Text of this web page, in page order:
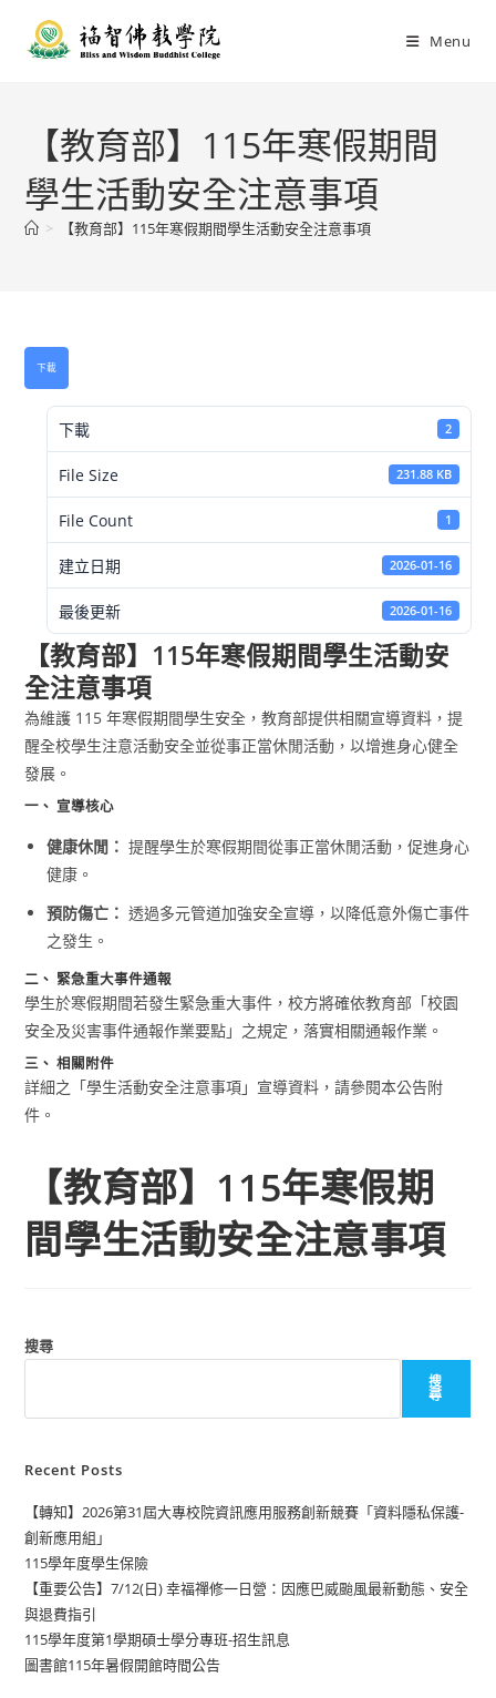
Menu
【教育部】115年寒假期間
學生活動安全注意事項
> 【教育部】115年寒假期間學生活動安全注意事項
下載
下載 2
File Size 231.88 KB
File Count 1
建立日期 2026-01-16
最後更新 2026-01-16
【教育部】115年寒假期間學生活動安
全注意事項
為維護 115 年寒假期間學生安全，教育部提供相關宣導資料，提
醒全校學生注意活動安全並從事正當休閒活動，以增進身心健全
發展。
一、 宣導核心
健康休閒： 提醒學生於寒假期間從事正當休閒活動，促進身心
健康。
預防傷亡： 透過多元管道加強安全宣導，以降低意外傷亡事件
之發生。
二、 緊急重大事件通報
學生於寒假期間若發生緊急重大事件，校方將確依教育部「校園
安全及災害事件通報作業要點」之規定，落實相關通報作業。
三、 相關附件
詳細之「學生活動安全注意事項」宣導資料，請參閱本公告附
件。
【教育部】115年寒假期
間學生活動安全注意事項
搜尋
搜
尋
Recent Posts
【轉知】2026第31屆大專校院資訊應用服務創新競賽「資料隱私保護-
創新應用組」
115學年度學生保險
【重要公告】7/12(日) 幸福禪修一日營：因應巴威颱風最新動態、安全
與退費指引
115學年度第1學期碩士學分專班-招生訊息
圖書館115年暑假開館時間公告